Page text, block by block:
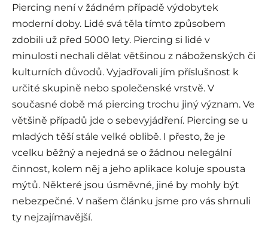
Piercing není v žádném případě výdobytek
moderní doby. Lidé svá těla tímto způsobem
zdobili už před 5000 lety. Piercing si lidé v
minulosti nechali dělat většinou z náboženských či
kulturních důvodů. Vyjadřovali jím příslušnost k
určité skupině nebo společenské vrstvě. V
současné době má piercing trochu jiný význam. Ve
většině případů jde o sebevyjádření. Piercing se u
mladých těší stále velké oblibě. I přesto, že je
vcelku běžný a nejedná se o žádnou nelegální
činnost, kolem něj a jeho aplikace koluje spousta
mýtů. Některé jsou úsměvné, jiné by mohly být
nebezpečné. V našem článku jsme pro vás shrnuli
ty nejzajímavější.